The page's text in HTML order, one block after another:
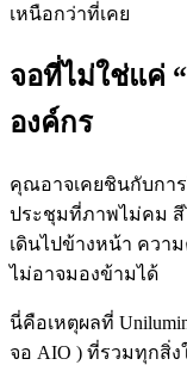
เหนือกว่าที่เคย
จอที่ไม่ใช่แค่
องค์กร
คุณอาจเคยชินกับการ
ประชุมที่ภาพไม่คม สี
เดินไปข้างหน้า ควา
ไม่อาจมองข้ามได้
นี่คือเหตุผลที่
จอ AIO ) ที่รวมทุกสิ่ง